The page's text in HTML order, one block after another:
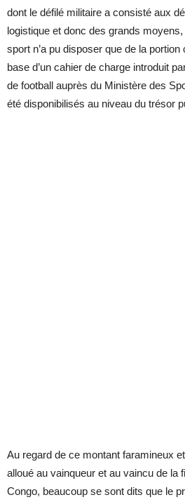
dont le défilé militaire a consisté aux
logistique et donc des grands
sport n’a pu disposer que de la
base d’un cahier de charge introduit
de football auprès du Ministère des
été disponibilisés au niveau du trésor
Au regard de ce montant faramineux
alloué au vainqueur et au vaincu de la
Congo, beaucoup se sont dits que le